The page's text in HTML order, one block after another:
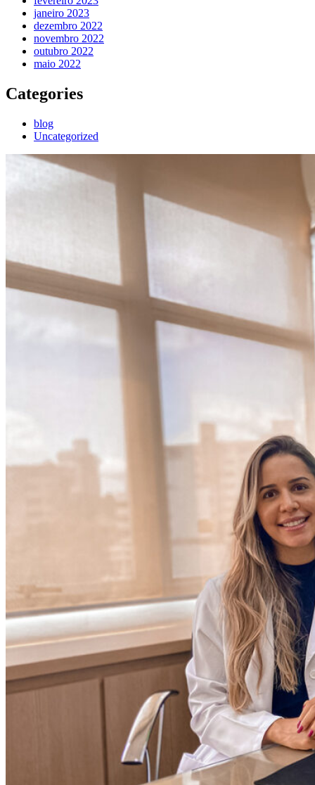
janeiro 2023
dezembro 2022
novembro 2022
outubro 2022
maio 2022
Categories
blog
Uncategorized